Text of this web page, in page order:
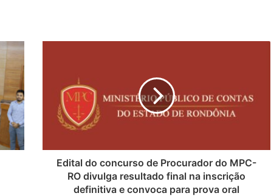
Edital do concurso de Procurador do MPC-
RO divulga resultado final na inscrição
definitiva e convoca para prova oral